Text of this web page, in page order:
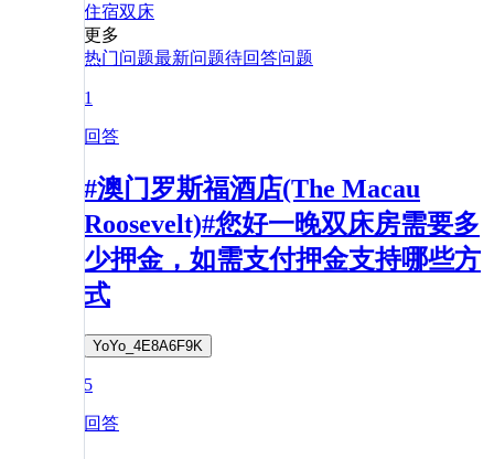
住宿双床
更多
热门问题最新问题待回答问题
1
回答
#澳门罗斯福酒店(The Macau
Roosevelt)#您好一晚双床房需要多
少押金，如需支付押金支持哪些方
式
YoYo_4E8A6F9K
5
回答